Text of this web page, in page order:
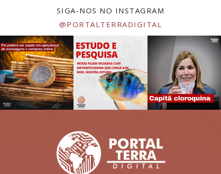
SIGA-NOS NO INSTAGRAM
@PORTALTERRADIGITAL